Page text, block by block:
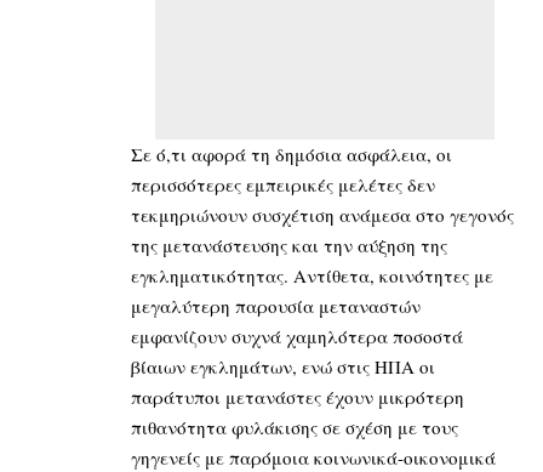
Σε ό,τι αφορά τη δημόσια ασφάλεια, οι
περισσότερες εμπειρικές μελέτες δεν
τεκμηριώνουν συσχέτιση ανάμεσα στο γεγονός
της μετανάστευσης και την αύξηση της
εγκληματικότητας. Αντίθετα, κοινότητες με
μεγαλύτερη παρουσία μεταναστών
εμφανίζουν συχνά χαμηλότερα ποσοστά
βίαιων εγκλημάτων, ενώ στις ΗΠΑ οι
παράτυποι μετανάστες έχουν μικρότερη
πιθανότητα φυλάκισης σε σχέση με τους
γηγενείς με παρόμοια κοινωνικά-οικονομικά